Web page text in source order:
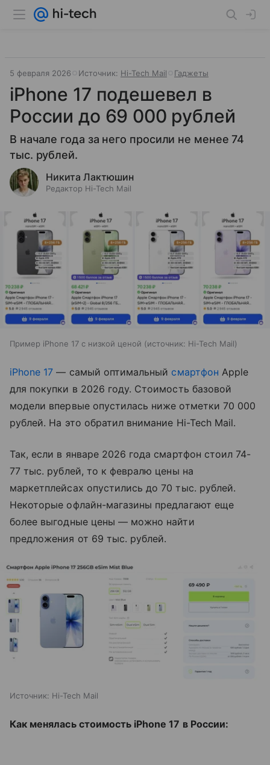
5 февраля 2026 Источник: Hi-Tech Mail Гаджеты
iPhone 17 подешевел в
России до 69 000 рублей
В начале года за него просили не менее 74
тыс. рублей.
Никита Лактюшин
Редактор Hi-Tech Mail
Пример iPhone 17 с низкой ценой источник: Hi-Tech Mail
iPhone 17 — самый оптимальный смартфон Apple
для покупки в 2026 году. Стоимость базовой
модели впервые опустилась ниже отметки 70 000
рублей. На это обратил внимание Hi-Tech Mail.
Так, если в январе 2026 года смартфон стоил 74-
77 тыс. рублей, то к февралю цены на
маркетплейсах опустились до 70 тыс. рублей.
Некоторые офлайн-магазины предлагают еще
более выгодные цены — можно найти
предложения от 69 тыс. рублей.
Источник: Hi-Tech Mail
Как менялась стоимость iPhone 17 в России: